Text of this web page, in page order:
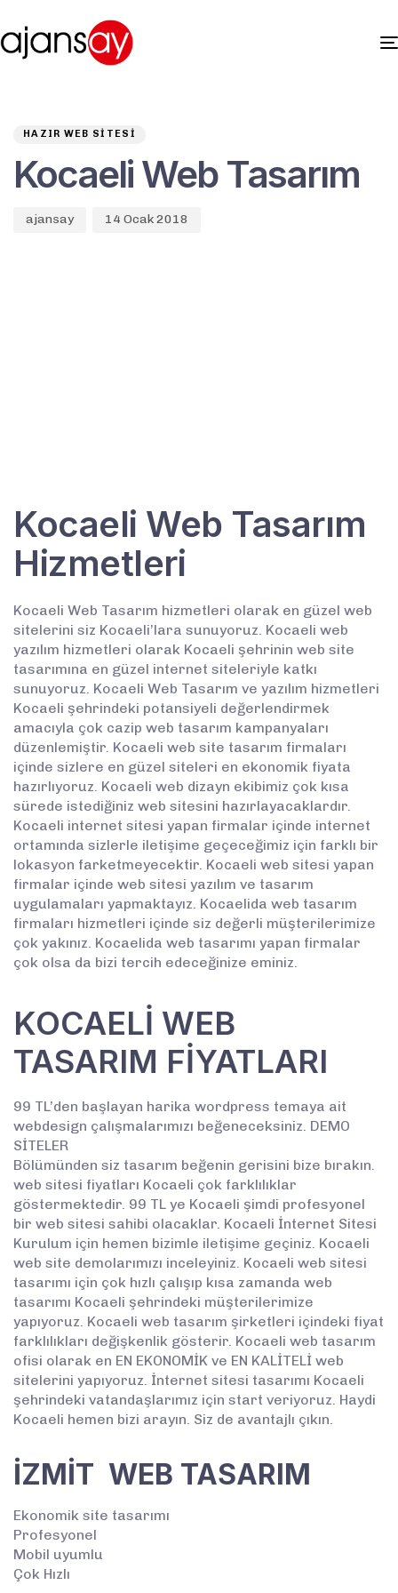
HAZIR WEB SITESI
Kocaeli Web Tasarım
ajansay 14 Ocak 2018
Kocaeli Web Tasarım
Hizmetleri
Kocaeli Web Tasarım hizmetleri olarak en güzel web
sitelerini siz Kocaeli’lara sunuyoruz. Kocaeli web
yazılım hizmetleri olarak Kocaeli şehrinin web site
tasarımına en güzel internet siteleriyle katkı
sunuyoruz. Kocaeli Web Tasarım ve yazılım hizmetleri
Kocaeli şehrindeki potansiyeli değerlendirmek
amacıyla çok cazip web tasarım kampanyaları
düzenlemiştir. Kocaeli web site tasarım firmaları
içinde sizlere en güzel siteleri en ekonomik fiyata
hazırlıyoruz. Kocaeli web dizayn ekibimiz çok kısa
sürede istediğiniz web sitesini hazırlayacaklardır.
Kocaeli internet sitesi yapan firmalar içinde internet
ortamında sizlerle iletişime geçeceğimiz için farklı bir
lokasyon farketmeyecektir. Kocaeli web sitesi yapan
firmalar içinde web sitesi yazılım ve tasarım
uygulamaları yapmaktayız. Kocaelida web tasarım
firmaları hizmetleri içinde siz değerli müşterilerimize
çok yakınız. Kocaelida web tasarımı yapan firmalar
çok olsa da bizi tercih edeceğinize eminiz.
KOCAELİ WEB
TASARIM FİYATLARI
99 TL’den başlayan harika wordpress temaya ait
webdesign çalışmalarımızı beğeneceksiniz. DEMO
SİTELER
Bölümünden siz tasarım beğenin gerisini bize bırakın.
web sitesi fiyatları Kocaeli çok farklılıklar
göstermektedir. 99 TL ye Kocaeli şimdi profesyonel
bir web sitesi sahibi olacaklar. Kocaeli İnternet Sitesi
Kurulum için hemen bizimle iletişime geçiniz. Kocaeli
web site demolarımızı inceleyiniz. Kocaeli web sitesi
tasarımı için çok hızlı çalışıp kısa zamanda web
tasarımı Kocaeli şehrindeki müşterilerimize
yapıyoruz. Kocaeli web tasarım şirketleri içindeki fiyat
farklılıkları değişkenlik gösterir. Kocaeli web tasarım
ofisi olarak en EN EKONOMİK ve EN KALİTELİ web
sitelerini yapıyoruz. İnternet sitesi tasarımı Kocaeli
şehrindeki vatandaşlarımız için start veriyoruz. Haydi
Kocaeli hemen bizi arayın. Siz de avantajlı çıkın.
İZMİT WEB TASARIM
Ekonomik site tasarımı
Profesyonel
Mobil uyumlu
Çok Hızlı